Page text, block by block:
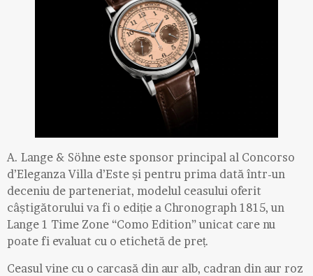
A. Lange & Söhne este sponsor principal al Concorso
d’Eleganza Villa d’Este și pentru prima dată într-un
deceniu de parteneriat, modelul ceasului oferit
câștigătorului va fi o ediție a Chronograph 1815, un
Lange 1 Time Zone “Como Edition” unicat care nu
poate fi evaluat cu o etichetă de preț.
Ceasul vine cu o carcasă din aur alb, cadran din aur roz